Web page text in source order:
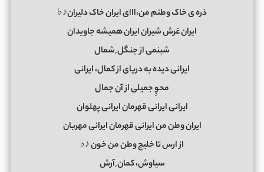
ذره ی خاک وطنم من،ااای ایران خاک دلیران♪♭
ایران غرش شیران ایران همیشه جاویدان
شبنمی از جنگل ِ شمال
ایرانی دیده به دریای از کمال، ایرانی
محوِِ جمیلی از آن جمال
ایرانی ایرانی قهرمان ایرانی پهلوان
ایران وطن من ایرانی قهرمان ایرانی مهربان
از ارس تا خلیج وطن من خون ♪♭
سیاوش، کمان ِ آرش